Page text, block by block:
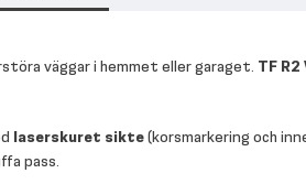
väggar i hemmet eller garaget. TF
laserskuret sikte(korsmarkering och
pass.